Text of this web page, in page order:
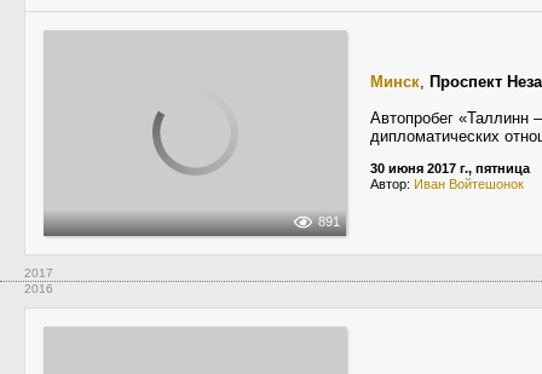
891
Минск, Проспект
Автопробег «Таллинн
дипломатических
30 июня 2017 г., пятница
Автор: Иван Войтешонок
2017
2016